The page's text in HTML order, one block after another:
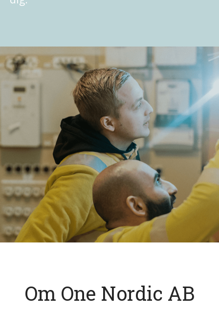
Om One Nordic AB